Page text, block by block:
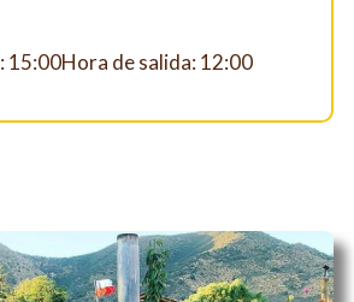
15:00Hora de salida: 12:00